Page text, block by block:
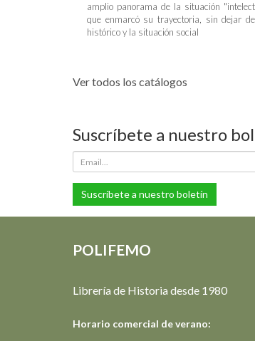
amplio panorama de la situación
que enmarcó su trayectoria, sin dejar
histórico y la situación social
Ver todos los catálogos
Suscríbete a nuestro
Suscríbete a nuestro boletín
POLIFEMO
Librería de Historia desde 1980
Horario comercial de verano: